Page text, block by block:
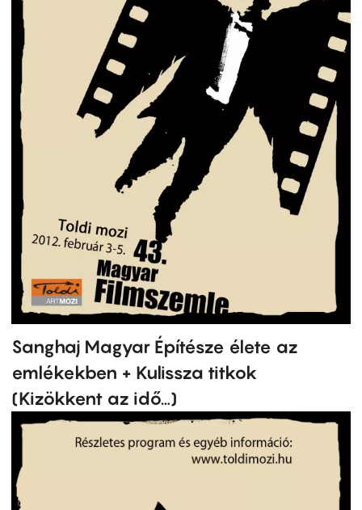
Sanghaj Magyar Építésze élete az
emlékekben + Kulissza titkok
(Kizökkent az idő…)